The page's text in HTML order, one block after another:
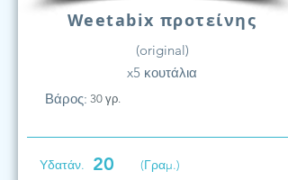
Weetabix προτείνης
(original)
x5 κουτάλια
Βάρος: 30 γρ.
Υδατάν. 20 (Γραμ.)